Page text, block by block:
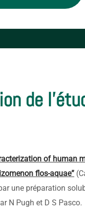
de
of human
flos-aquae”
une préparation
N Pugh et D S Pasco.